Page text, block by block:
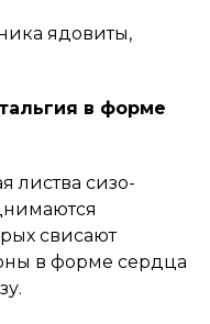
ядовиты,
в форме
листва сизо-
свисают
в форме сердца